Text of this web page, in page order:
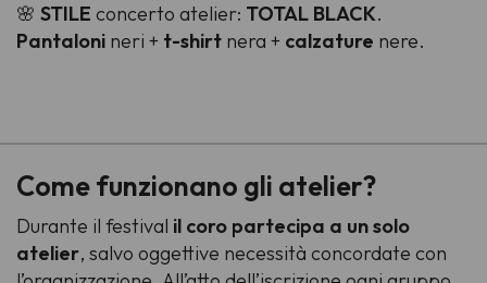
🌸 STILE concerto atelier: TOTAL BLACK.
Pantaloni neri + t-shirt nera + calzature nere.
Come funzionano gli atelier?
Durante il festival il coro partecipa a un solo
atelier, salvo oggettive necessità concordate con